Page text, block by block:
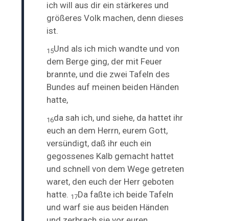
ich will aus dir ein stärkeres und
größeres Volk machen, denn dieses
ist.
15Und als ich mich wandte und von
dem Berge ging, der mit Feuer
brannte, und die zwei Tafeln des
Bundes auf meinen beiden Händen
hatte,
16da sah ich, und siehe, da hattet ihr
euch an dem Herrn, eurem Gott,
versündigt, daß ihr euch ein
gegossenes Kalb gemacht hattet
und schnell von dem Wege getreten
waret, den euch der Herr geboten
hatte. 17Da faßte ich beide Tafeln
und warf sie aus beiden Händen